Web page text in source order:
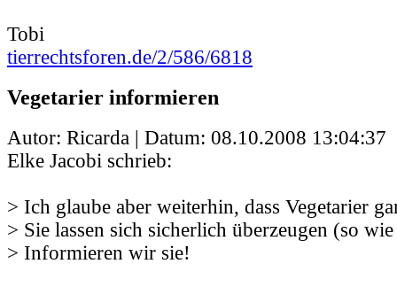
Tobi
tierrechtsforen.de/2/586/6818
Vegetarier informieren
Autor: Ricarda | Datum: 08.10.2008 13:04:37
Elke Jacobi schrieb:
> Ich glaube aber weiterhin, dass Vegetarier
> Sie lassen sich sicherlich überzeugen (so
> Informieren wir sie!